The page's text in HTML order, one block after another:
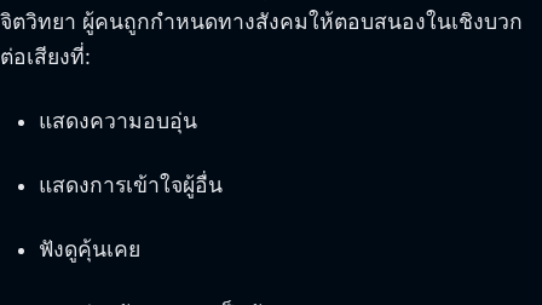
จิตวิทยา ผู้คนถูกกำหนดทางสังคมให้ตอบสนองในเชิงบวก
ต่อเสียงที่:
แสดงความอบอุ่น
แสดงการเข้าใจผู้อื่น
ฟังดูคุ้นเคย